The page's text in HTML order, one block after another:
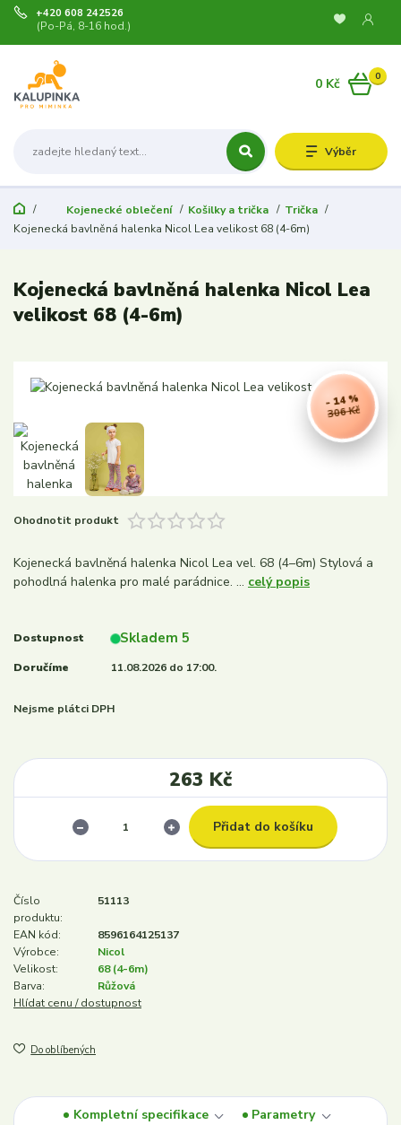
Výběr
+420 608 242526
(Po-Pá, 8-16 hod.)
0
0 Kč
Kojenecké oblečení Košilky a trička
Trička
Kojenecká bavlněná halenka Nicol Lea velikost 68 (4-6m)
Kojenecká bavlněná halenka Nicol Lea
velikost 68 (4-6m)
306 Kč
- 14 %
Ohodnotit produkt
Kojenecká bavlněná halenka Nicol Lea vel. 68 (4–6m) Stylová a
pohodlná halenka pro malé parádnice. ... celý popis
Dostupnost Skladem 5
Doručíme 11.08.2026 do 17:00.
Nejsme plátci DPH
263 Kč
Přidat do košíku
Číslo
produktu:
51113
EAN kód:
8596164125137
Výrobce:
Nicol
Velikost:
68 (4-6m)
Barva:
Růžová
Hlídat cenu / dostupnost
Do oblíbených
Kompletní specifikace
Parametry